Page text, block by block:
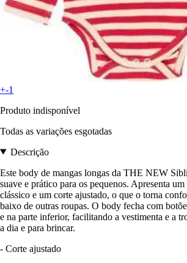
+-1
Produto indisponível
Todas as variações esgotadas
Descrição
Este body de mangas longas da THE NEW
suave e prático para os pequenos. Apresenta
clássico e um corte ajustado, o que o torna
baixo de outras roupas. O body fecha com
e na parte inferior, facilitando a vestimenta e a
a dia e para brincar.
- Corte ajustado